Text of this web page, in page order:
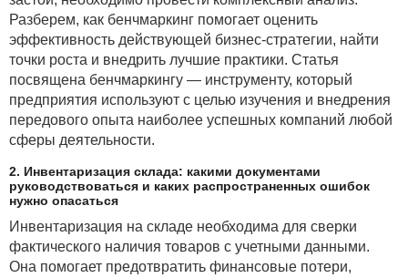
Разберем, как бенчмаркинг помогает оценить
эффективность действующей бизнес-стратегии, найти
точки роста и внедрить лучшие практики. Статья
посвящена бенчмаркингу — инструменту, который
предприятия используют с целью изучения и внедрения
передового опыта наиболее успешных компаний любой
сферы деятельности.
2. Инвентаризация склада: какими документами
руководствоваться и каких распространенных ошибок
нужно опасаться
Инвентаризация на складе необходима для сверки
фактического наличия товаров с учетными данными.
Она помогает предотвратить финансовые потери,